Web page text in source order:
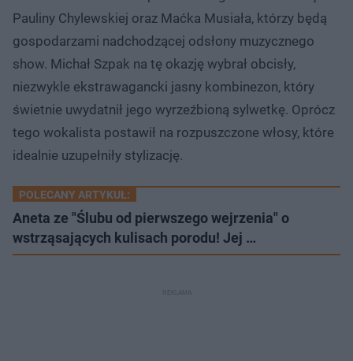
Pauliny Chylewskiej oraz Maćka Musiała, którzy będą
gospodarzami nadchodzącej odsłony muzycznego
show. Michał Szpak na tę okazję wybrał obcisły,
niezwykle ekstrawagancki jasny kombinezon, który
świetnie uwydatnił jego wyrzeźbioną sylwetkę. Oprócz
tego wokalista postawił na rozpuszczone włosy, które
idealnie uzupełniły stylizację.
POLECANY ARTYKUŁ:
Aneta ze "Ślubu od pierwszego wejrzenia" o
wstrząsających kulisach porodu! Jej …